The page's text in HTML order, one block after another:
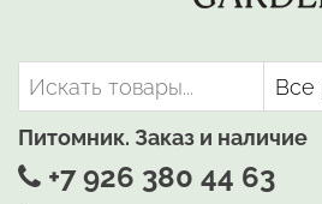
Bozin-Garden |
Питомник. Заказ и наличие
+7 926 380 44 63